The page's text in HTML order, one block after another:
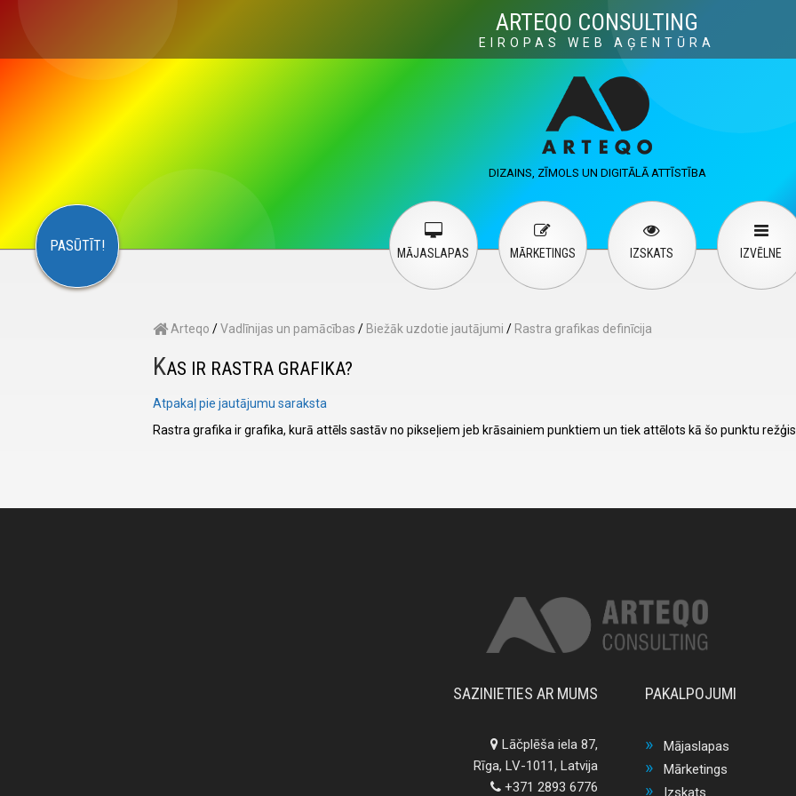
ARTEQO CONSULTING
EIROPAS WEB AĢENTŪRA
DIZAINS, ZĪMOLS UN DIGITĀLĀ ATTĪSTĪBA
PASŪTĪT! MĀJASLAPAS MĀRKETINGS IZSKATS IZVĒLNE
English Русский
Contact Us
×
Arteqo /Vadlīnijas un pamācības / Biežāk uzdotie jautājumi / Rastra grafikas definīcija
KAS IR RASTRA GRAFIKA?
Atpakaļ pie jautājumu saraksta
Rastra grafika ir grafika, kurā attēls sastāv no pikseļiem jeb krāsainiem punktiem un tiek attēlots kā šo punktu
SAZINIETIES AR MUMS
Lāčplēša iela 87,
Rīga, LV-1011, Latvija
+371 2893 6776
PAKALPOJUMI
Mājaslapas
Mārketings
Izskats